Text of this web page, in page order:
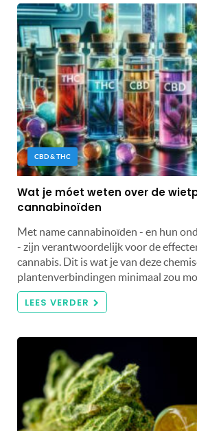
CBD & THC
Wat je móet weten over de
cannabinoïden
Met name cannabinoïden - en hun
- zijn verantwoordelijk voor de
cannabis. Dit is wat je van deze
plantenverbindingen minimaal zou
LEES VERDER